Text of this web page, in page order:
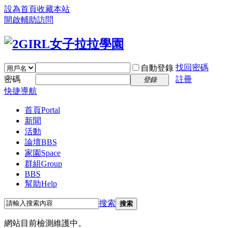
設為首頁收藏本站
開啟輔助訪問
自動登錄 找回密碼
密碼
登錄
註冊
快捷導航
首頁Portal
新聞
活動
論壇BBS
家園 Space
群組Group
BBS
幫助Help
搜索 搜索
網站目前檢測維護中。